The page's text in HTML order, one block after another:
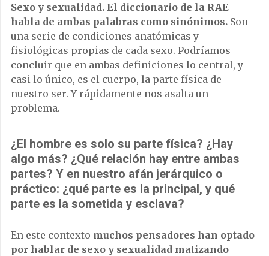
Sexo y sexualidad. El diccionario de la RAE
habla de ambas palabras como sinónimos. Son
una serie de condiciones anatómicas y
fisiológicas propias de cada sexo. Podríamos
concluir que en ambas definiciones lo central, y
casi lo único, es el cuerpo, la parte física de
nuestro ser. Y rápidamente nos asalta un
problema.
¿El hombre es solo su parte física? ¿Hay
algo más? ¿Qué relación hay entre ambas
partes? Y en nuestro afán jerárquico o
práctico: ¿qué parte es la principal, y qué
parte es la sometida y esclava?
En este contexto muchos pensadores han optado
por hablar de sexo y sexualidad matizando